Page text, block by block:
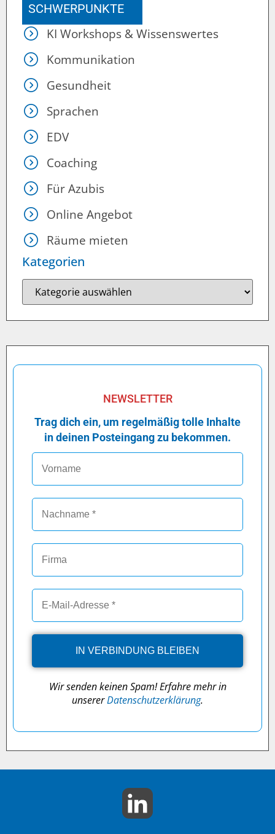
SCHWERPUNKTE
KI Workshops & Wissenswertes
Kommunikation
Gesundheit
Sprachen
EDV
Coaching
Für Azubis
Online Angebot
Räume mieten
Kategorien
NEWSLETTER
Trag dich ein, um regelmäßig tolle Inhalte
in deinen Posteingang zu bekommen.
Wir senden keinen Spam! Erfahre mehr in
unsererDatenschutzerklärung.